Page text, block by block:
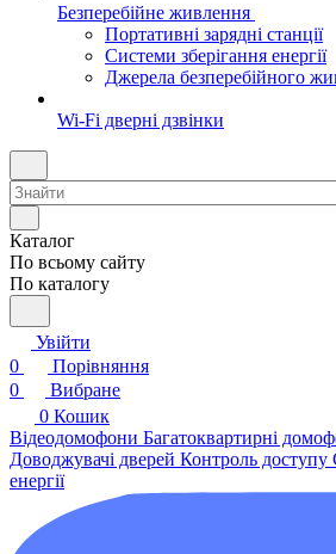
Безперебійне живлення
Портативні зарядні станції
Системи зберігання енергії
Джерела безперебійного
Wi-Fi дверні дзвінки
Каталог
По всьому сайту
По каталогу
Увійти
0
Порівняння
0
Вибране
0 Кошик
Відеодомофони Багатоквартирні
Доводжувачі дверей Контроль доступу
енергії